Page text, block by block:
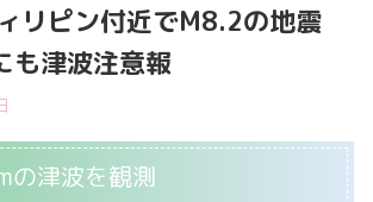
リピン付近でM8.2の地震
も津波注意報
の津波を観測